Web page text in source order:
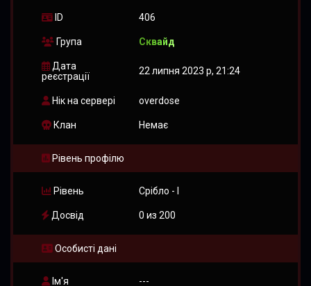
ID 406
Група Сквайд
Дата
реєстрації
22 липня 2023 р, 21:24
Нік на сервері overdose
Клан Немає
Рівень профілю
Рівень Срібло - I
Досвід 0 из 200
Особисті дані
Ім'я ---